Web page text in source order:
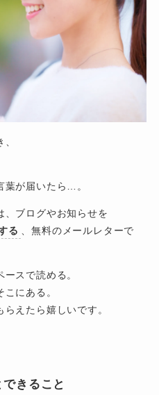
葉が届いたら…。
、ブログやお知らせを
る
、無料のメールレターで
スで読める。
にある。
えたら嬉しいです。
きること